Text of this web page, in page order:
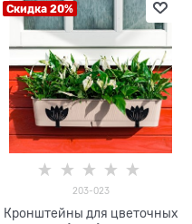
Скидка 20%
203-023
Кронштейны для цветочных